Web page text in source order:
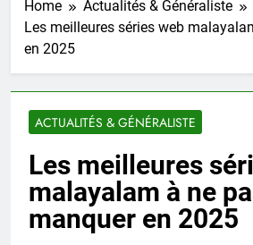
Home
Actualités & Généraliste
Les meilleures séries web
en 2025
ACTUALITÉS & GÉNÉRALISTE
Les meilleures
malayalam à ne
manquer en 2025